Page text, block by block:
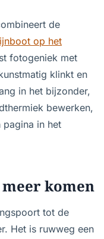
de
op het
fotogeniek met
klinkt en
in het bijzonder,
bewerken,
pagina in het
komen
tot de
Het is ruwweg een